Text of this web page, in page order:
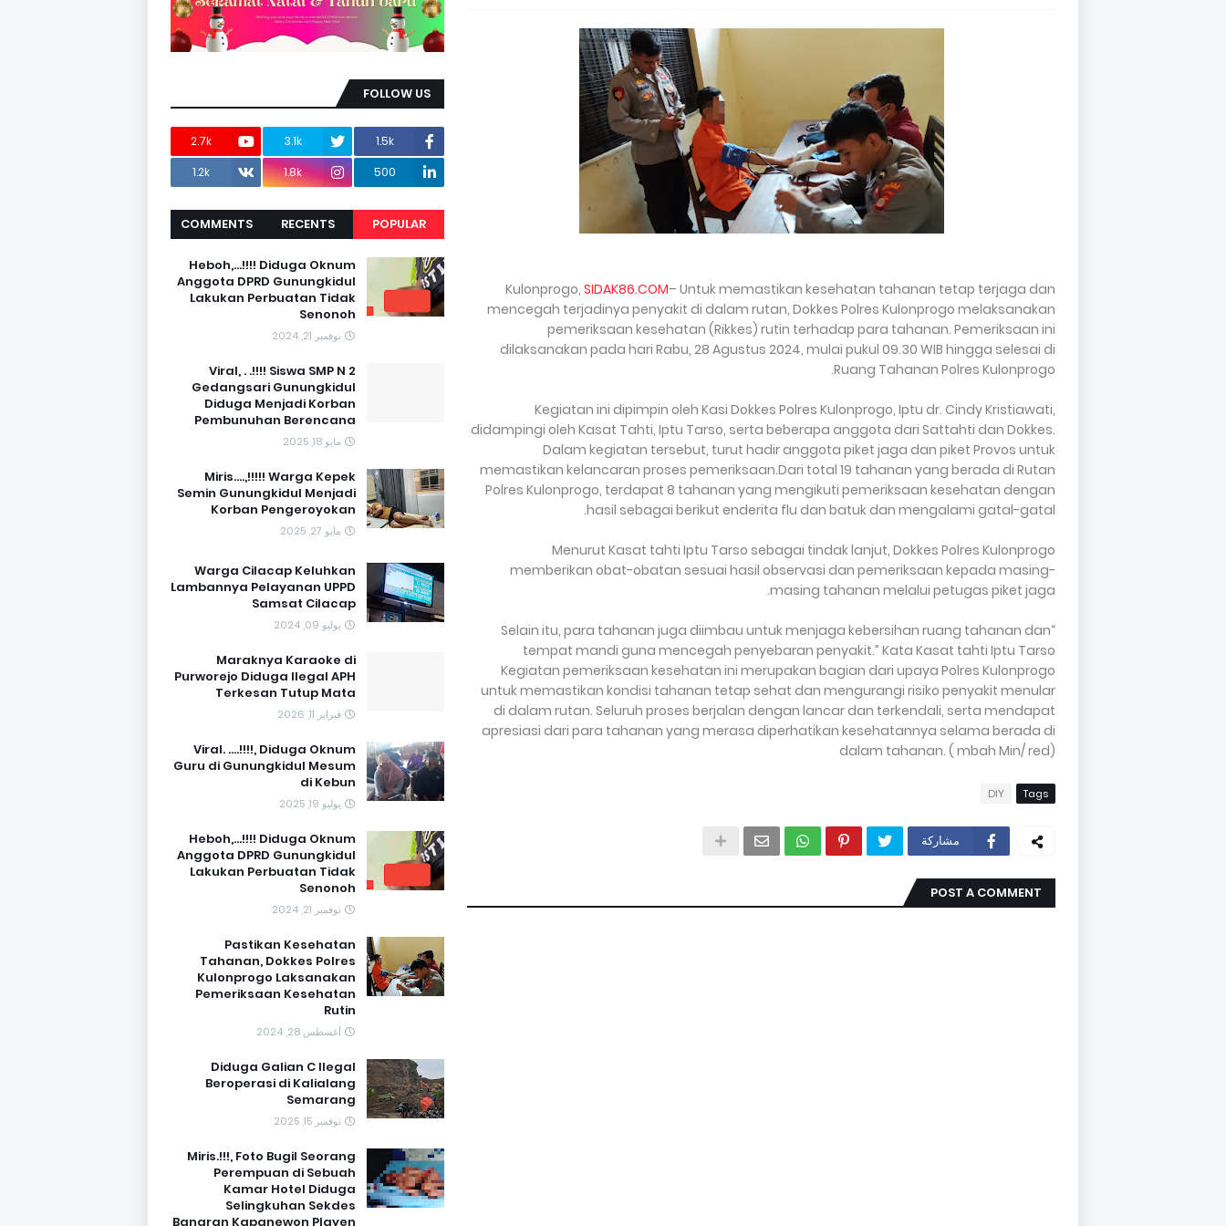
Kulonprogo, SIDAK86.COM– Untuk memastikan kesehatan tahanan tetap terjaga dan
mencegah terjadinya penyakit di dalam rutan, Dokkes Polres Kulonprogo melaksanakan
pemeriksaan kesehatan (Rikkes) rutin terhadap para tahanan. Pemeriksaan ini
dilaksanakan pada hari Rabu, 28 Agustus 2024, mulai pukul 09.30 WIB hingga selesai di
Ruang Tahanan Polres Kulonprogo.
Kegiatan ini dipimpin oleh Kasi Dokkes Polres Kulonprogo, Iptu dr. Cindy Kristiawati,
didampingi oleh Kasat Tahti, Iptu Tarso, serta beberapa anggota dari Sattahti dan Dokkes.
Dalam kegiatan tersebut, turut hadir anggota piket jaga dan piket Provos untuk
memastikan kelancaran proses pemeriksaan.Dari total 19 tahanan yang berada di Rutan
Polres Kulonprogo, terdapat 8 tahanan yang mengikuti pemeriksaan kesehatan dengan
hasil sebagai berikut enderita flu dan batuk dan mengalami gatal-gatal.
Menurut Kasat tahti Iptu Tarso sebagai tindak lanjut, Dokkes Polres Kulonprogo
memberikan obat-obatan sesuai hasil observasi dan pemeriksaan kepada masing-
masing tahanan melalui petugas piket jaga.
“Selain itu, para tahanan juga diimbau untuk menjaga kebersihan ruang tahanan dan
tempat mandi guna mencegah penyebaran penyakit.” Kata Kasat tahti Iptu Tarso
Kegiatan pemeriksaan kesehatan ini merupakan bagian dari upaya Polres Kulonprogo
untuk memastikan kondisi tahanan tetap sehat dan mengurangi risiko penyakit menular
di dalam rutan. Seluruh proses berjalan dengan lancar dan terkendali, serta mendapat
apresiasi dari para tahanan yang merasa diperhatikan kesehatannya selama berada di
dalam tahanan. ( mbah Min/ red)
Tags
DIY
مشاركة
POST A COMMENT
FOLLOW US
1.5k
3.1k
2.7k
500
1.8k
1.2k
POPULAR
RECENTS
COMMENTS
Heboh,...!!!! Diduga Oknum
Anggota DPRD Gunungkidul
Lakukan Perbuatan Tidak
Senonoh
نوفمبر 21, 2024
Viral, . .!!!! Siswa SMP N 2
Gedangsari Gunungkidul
Diduga Menjadi Korban
Pembunuhan Berencana
مايو 18, 2025
Miris....,!!!!! Warga Kepek
Semin Gunungkidul Menjadi
Korban Pengeroyokan
مايو 27, 2025
Warga Cilacap Keluhkan
Lambannya Pelayanan UPPD
Samsat Cilacap
يوليو 09, 2024
Maraknya Karaoke di
Purworejo Diduga Ilegal APH
Terkesan Tutup Mata
فبراير 11, 2026
Viral. ....!!!!, Diduga Oknum
Guru di Gunungkidul Mesum
di Kebun
يوليو 19, 2025
Heboh,...!!!! Diduga Oknum
Anggota DPRD Gunungkidul
Lakukan Perbuatan Tidak
Senonoh
نوفمبر 21, 2024
Pastikan Kesehatan
Tahanan, Dokkes Polres
Kulonprogo Laksanakan
Pemeriksaan Kesehatan
Rutin
أغسطس 28, 2024
Diduga Galian C Ilegal
Beroperasi di Kalialang
Semarang
نوفمبر 15, 2025
Miris.!!!, Foto Bugil Seorang
Perempuan di Sebuah
Kamar Hotel Diduga
Selingkuhan Sekdes
Banaran Kapanewon Playen